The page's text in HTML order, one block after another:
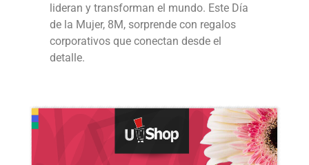
lideran y transforman el mundo. Este Día
de la Mujer, 8M, sorprende con regalos
corporativos que conectan desde el
detalle.